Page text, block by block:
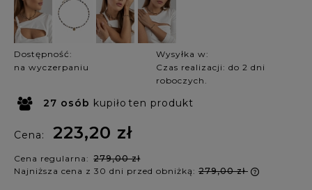
Dostępność:
na wyczerpaniu
Wysyłka w:
Czas realizacji: do 2 dni
roboczych.
27 osób kupiło ten produkt
Cena: 223,20 zł
Cena regularna: 279,00 zł
Najniższa cena z 30 dni przed obniżką: 279,00 zł